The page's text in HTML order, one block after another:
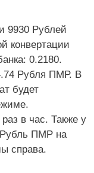
9930 Рублей
конвертации
0.2180.
Рубля ПМР. В
будет
в час. Также у
Рубль ПМР на
справа.